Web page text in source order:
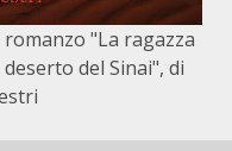
"La ragazza
del Sinai", di